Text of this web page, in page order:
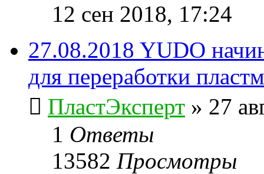
12 сен 2018, 17:24
27.08.2018 YUDO
для переработки
ПластЭксперт » 27
1 Ответы
13582 Просмотры